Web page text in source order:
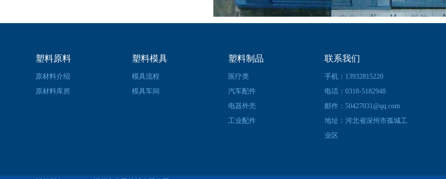
塑料原料
原材料介绍
原材料库房
塑料模具
模具流程
模具车间
塑料制品
医疗类
汽车配件
电器外壳
工业配件
联系我们
手机：13932815220
电话：0318-5182948
邮件：50427031@qq.com
地址：河北省深州市孤城工
业区